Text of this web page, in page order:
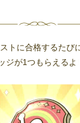
トに合格するたび
ジが1つもらえるよ